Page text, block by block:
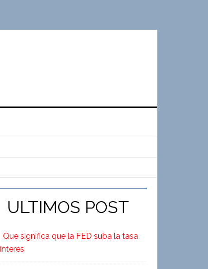
ULTIMOS POST
Que significa que la FED suba la tasa